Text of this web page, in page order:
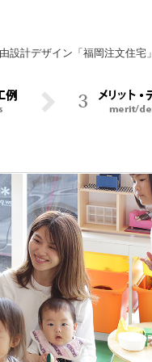
設計デザイン 「福岡注文住宅」